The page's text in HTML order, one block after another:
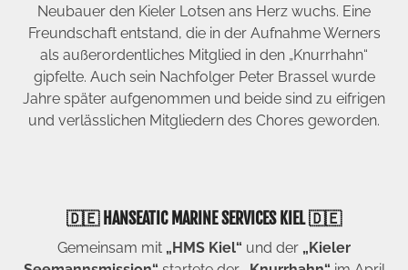
Neubauer den Kieler Lotsen ans Herz wuchs. Eine
Freundschaft entstand, die in der Aufnahme Werners
als außerordentliches Mitglied in den „Knurrhahn“
gipfelte. Auch sein Nachfolger Peter Brassel wurde
Jahre später aufgenommen und beide sind zu eifrigen
und verlässlichen Mitgliedern des Chores geworden.
🇩🇪 HANSEATIC MARINE SERVICES KIEL 🇩🇪
Gemeinsam mit „HMS Kiel“ und der „Kieler